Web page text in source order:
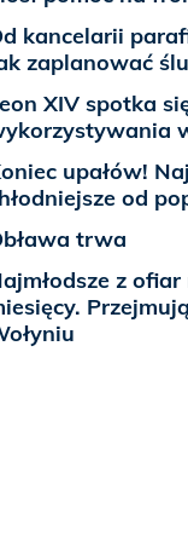
kancelarii
zaplanować
XIV spotka
upałów!
od
trwa
z